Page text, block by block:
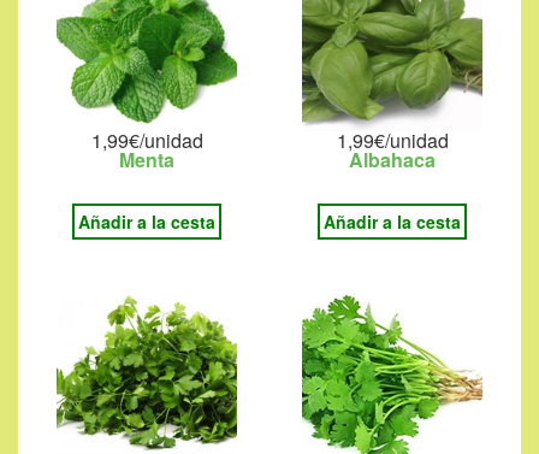
1,99€/unidad
Menta
Añadir a la cesta
1,99€/unidad
Albahaca
Añadir a la cesta